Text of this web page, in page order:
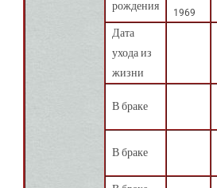
рождения
1969
Дата
ухода из
жизни
В браке
В браке